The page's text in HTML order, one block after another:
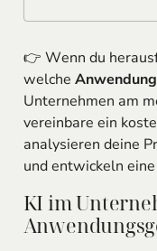
👉 Wenn du
welche
Unternehmen am
vereinbare ein
analysieren deine
und entwickeln eine
KI im